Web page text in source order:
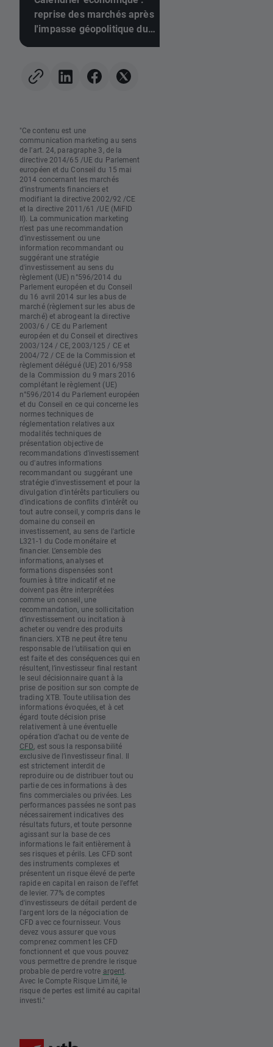
reprise des marchés après
l'impasse géopolitique du
"Ce contenu est une
communication marketing au sens
de l'art. 24, paragraphe 3, de la
directive 2014/65 /UE du Parlement
européen et du Conseil du 15 mai
2014 concernant les marchés
d'instruments financiers et
modifiant la directive 2002/92 /CE
et la directive 2011/61 /UE (MiFID
II). La communication marketing
n'est pas une recommandation
d'investissement ou une
information recommandant ou
suggérant une stratégie
d'investissement au sens du
règlement (UE) n°596/2014 du
Parlement européen et du Conseil
du 16 avril 2014 sur les abus de
marché (règlement sur les abus de
marché) et abrogeant la directive
2003/6 / CE du Parlement
européen et du Conseil et directives
2003/124 / CE, 2003/125 / CE et
2004/72 / CE de la Commission et
règlement délégué (UE) 2016/958
de la Commission du 9 mars 2016
complétant le règlement (UE)
n°596/2014 du Parlement européen
et du Conseil en ce qui concerne les
normes techniques de
réglementation relatives aux
modalités techniques de
présentation objective de
recommandations d'investissement
ou d'autres informations
recommandant ou suggérant une
stratégie d'investissement et pour la
divulgation d'intérêts particuliers ou
d'indications de conflits d'intérêt ou
tout autre conseil, y compris dans le
domaine du conseil en
investissement, au sens de l'article
L321-1 du Code monétaire et
financier. L’ensemble des
informations, analyses et
formations dispensées sont
fournies à titre indicatif et ne
doivent pas être interprétées
comme un conseil, une
recommandation, une sollicitation
d’investissement ou incitation à
acheter ou vendre des produits
financiers. XTB ne peut être tenu
responsable de l’utilisation qui en
est faite et des conséquences qui en
résultent, l’investisseur final restant
le seul décisionnaire quant à la
prise de position sur son compte de
trading XTB. Toute utilisation des
informations évoquées, et à cet
égard toute décision prise
relativement à une éventuelle
opération d’achat ou de vente de
CFD , est sous la responsabilité
exclusive de l’investisseur final. Il
est strictement interdit de
reproduire ou de distribuer tout ou
partie de ces informations à des
fins commerciales ou privées. Les
performances passées ne sont pas
nécessairement indicatives des
résultats futurs, et toute personne
agissant sur la base de ces
informations le fait entièrement à
ses risques et périls. Les CFD sont
des instruments complexes et
présentent un risque élevé de perte
rapide en capital en raison de l'effet
de levier. 77% de comptes
d'investisseurs de détail perdent de
l'argent lors de la négociation de
CFD avec ce fournisseur. Vous
devez vous assurer que vous
comprenez comment les CFD
fonctionnent et que vous pouvez
vous permettre de prendre le risque
probable de perdre votre argent
Avec le Compte Risque Limité, le
risque de pertes est limité au capital
investi."